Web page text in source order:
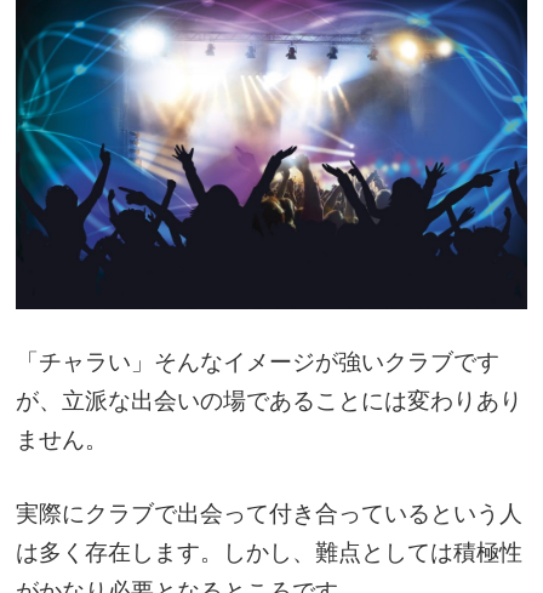
「チャラい」そんなイメージが強いクラブです
が、立派な出会いの場であることには変わりあり
ません。
実際にクラブで出会って付き合っているという人
は多く存在します。しかし、難点としては積極性